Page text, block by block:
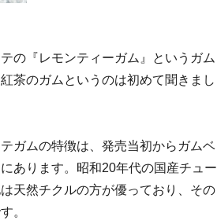
の『レモンティーガム』というガム
茶のガムというのは初めて聞きまし
ガムの特徴は、発売当初からガムベ
あります。昭和20年代の国産チュー
天然チクルの方が優っており、その
。